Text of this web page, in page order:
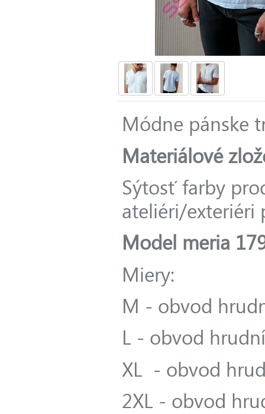
Módne pánske
Materiálové
Sýtosť farby
ateliéri/exteriéri
Model meria
Miery:
M - obvod
L - obvod
XL - obvod
2XL - obvod